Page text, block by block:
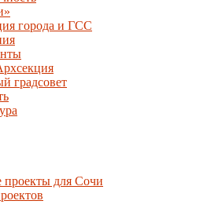
города и ГСС
градсовет
для Сочи